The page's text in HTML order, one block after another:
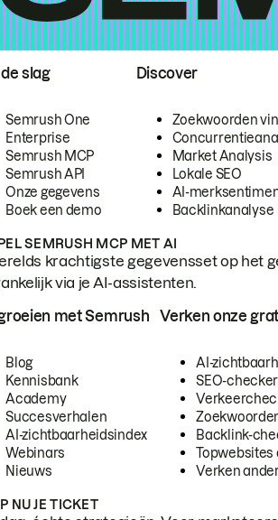
slag
Semrush One
Enterprise
Semrush MCP
Semrush API
Onze gegevens
Boek een demo
Discover
Zoekwoorden
Market Analysis
Lokale SEO
AI-
Backlinkanalyse
SEMRUSH MCP MET AI
krachtigste gegevensset op het
via je AI-assistenten.
met Semrush
Blog
Kennisbank
Academy
Succesverhalen
AI-zichtbaarheidsindex
Webinars
Nieuws
Verken onze
AI-
SEO-checker
Backlink-
Topwebsites
Verken
NU JE TICKET